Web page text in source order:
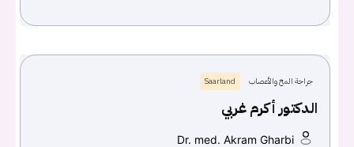
جراحة المخ والأعصاب Saarland
الدكتور أكرم غربي
Dr. med. Akram Gharbi